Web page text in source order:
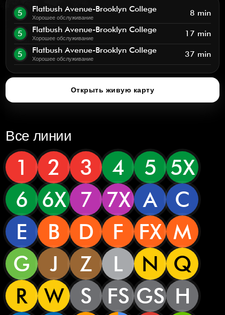
5 Flatbush Avenue-Brooklyn College
Хорошее обслуживание 8 min
5 Flatbush Avenue-Brooklyn College
Хорошее обслуживание 17 min
5 Flatbush Avenue-Brooklyn College
Хорошее обслуживание 37 min
Открыть живую карту
Все линии
1 2 3 4 5 5X
6
6X 7 7X A
C
E
B D F FX M
G
J Z L N
Q
R
W S FS GS H